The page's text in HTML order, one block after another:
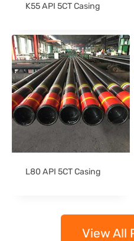
K55 API 5CT Casing
L80 API 5CT Casing
View All